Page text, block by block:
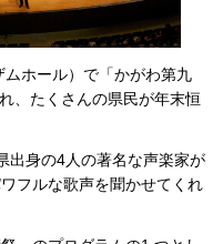
ホール）で「かがわ第九
、たくさんの県民が年末恒
身の4人の著名な声楽家が
フルな歌声を聞かせてくれ